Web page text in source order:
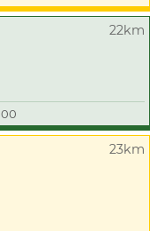
22km
23km